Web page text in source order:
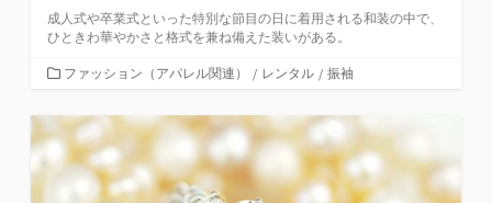
成人式や卒業式といった特別な節目の日に着用される和装の中で、
ひときわ華やかさと格式を兼ね備えた装いがある。
カ
ゴ
ファッション（アパレル関連） / レンタル / 振袖